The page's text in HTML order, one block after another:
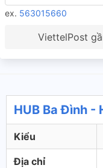
ex. 563015660
ViettelPost
HUB Ba Đình -
Kiểu
Địa chỉ